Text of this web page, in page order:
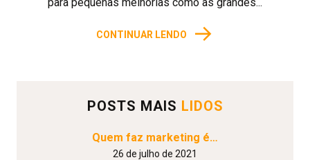
CONTINUAR LENDO →
POSTS MAIS LIDOS
Quem faz marketing é…
26 de julho de 2021